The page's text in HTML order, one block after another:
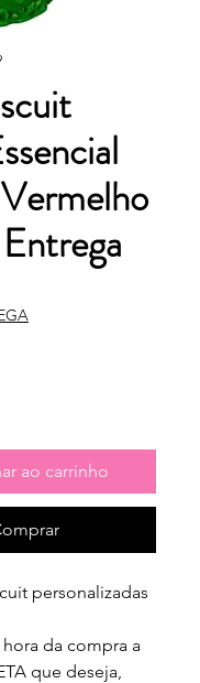
ao carrinho
personalizadas
da compra a
que deseja,